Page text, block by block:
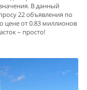
В данный
22 объявления по
цене от 0.83 миллионов
– просто!